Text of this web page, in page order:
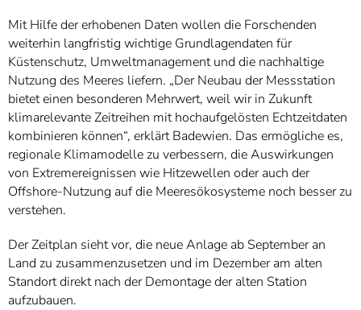
Mit Hilfe der erhobenen Daten wollen die Forschenden
weiterhin langfristig wichtige Grundlagendaten für
Küstenschutz, Umweltmanagement und die nachhaltige
Nutzung des Meeres liefern. „Der Neubau der Messstation
bietet einen besonderen Mehrwert, weil wir in Zukunft
klimarelevante Zeitreihen mit hochaufgelösten Echtzeitdaten
kombinieren können“, erklärt Badewien. Das ermögliche es,
regionale Klimamodelle zu verbessern, die Auswirkungen
von Extremereignissen wie Hitzewellen oder auch der
Offshore-Nutzung auf die Meeresökosysteme noch besser zu
verstehen.
Der Zeitplan sieht vor, die neue Anlage ab September an
Land zu zusammenzusetzen und im Dezember am alten
Standort direkt nach der Demontage der alten Station
aufzubauen.